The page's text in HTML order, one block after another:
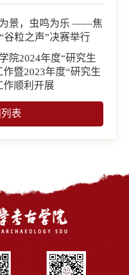
景，虫鸣为乐 ——焦
谷粒之声”决赛举行
院2024年度“研究生
暨2023年度“研究生
作顺利开展
表